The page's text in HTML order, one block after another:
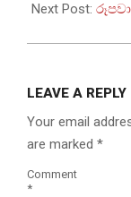
Next Post:
LEAVE A REPLY
Your email
are marked *
Comment
*